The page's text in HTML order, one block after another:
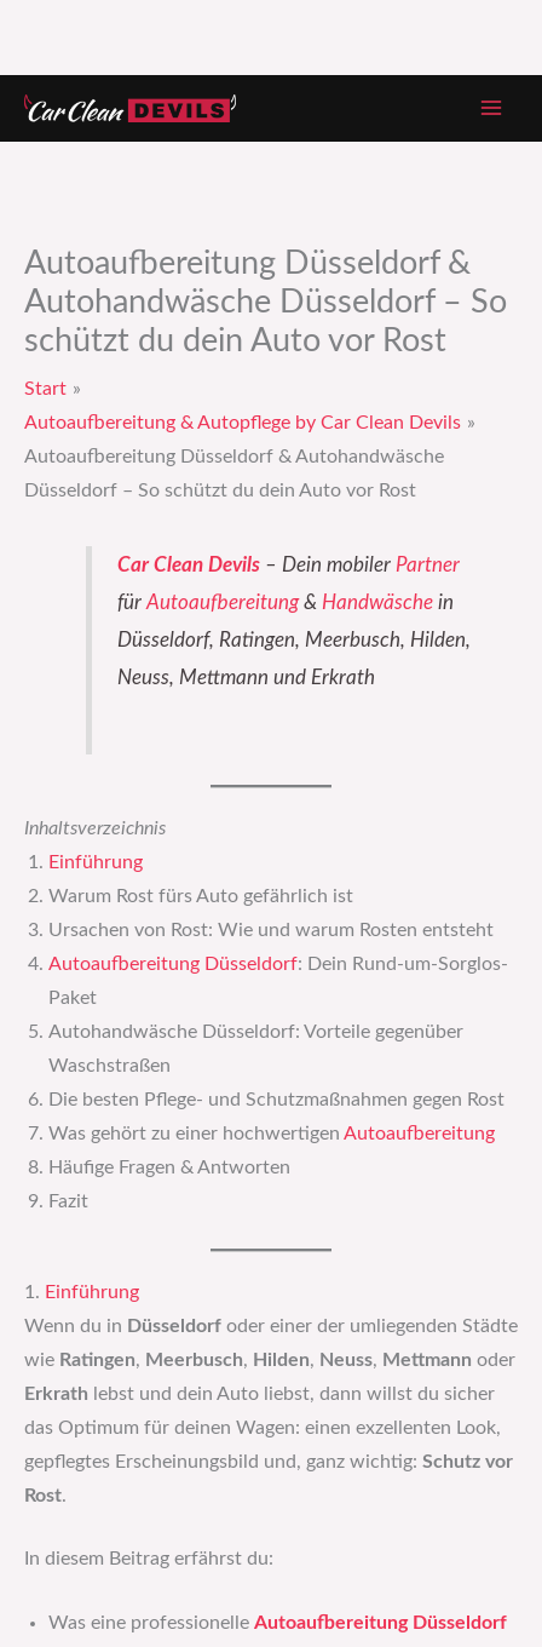
Zum
Inhalt
Autoaufbereitung Düsseldorf &
Autohandwäsche Düsseldorf – So
schützt du dein Auto vor Rost
Start
Autoaufbereitung & Autopflege by Car Clean Devils
Autoaufbereitung Düsseldorf & Autohandwäsche
Düsseldorf – So schützt du dein Auto vor Rost
Car Clean Devils– Dein mobiler Partner
für Autoaufbereitung& Handwäschein
Düsseldorf, Ratingen, Meerbusch, Hilden,
Neuss, Mettmann und Erkrath
Inhaltsverzeichnis
Einführung
Warum Rost fürs Auto gefährlich ist
Ursachen von Rost: Wie und warum Rosten entsteht
Autoaufbereitung Düsseldorf: Dein Rund-um-Sorglos-
Paket
Autohandwäsche Düsseldorf: Vorteile gegenüber
Waschstraßen
Die besten Pflege- und Schutzmaßnahmen gegen Rost
Was gehört zu einer hochwertigen Autoaufbereitung
Häufige Fragen & Antworten
Fazit
1. Einführung
Wenn du in Düsseldorf oder einer der umliegenden Städte
wie Ratingen, Meerbusch, Hilden, Neuss, Mettmann oder
Erkrath lebst und dein Auto liebst, dann willst du sicher
das Optimum für deinen Wagen: einen exzellenten Look,
gepflegtes Erscheinungsbild und, ganz wichtig: Schutz vor
Rost.
In diesem Beitrag erfährst du:
Was eine professionelle Autoaufbereitung Düsseldorf